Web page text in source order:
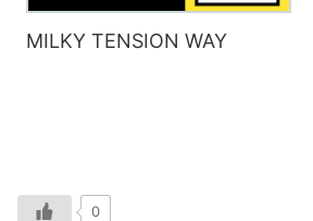
MILKY TENSION WAY
0